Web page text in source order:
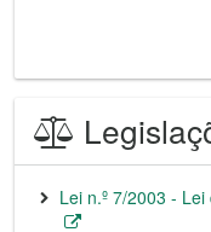
Lei n.º 7/2003 -